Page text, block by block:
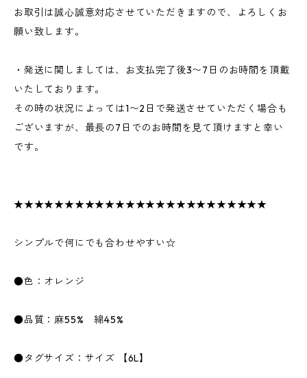
お取引は誠心誠意対応させていただきますので、よろしくお
願い致します。
・発送に関しましては、お支払完了後3〜7日のお時間を頂戴
いたしております。
その時の状況によっては1〜2日で発送させていただく場合も
ございますが、最長の7日でのお時間を見て頂けますと幸い
です。
★★★★★★★★★★★★★★★★★★★★★★★★★
シンプルで何にでも合わせやすい☆
●色：オレンジ
●品質：麻55% 綿45%
●タグサイズ：サイズ 【6L】